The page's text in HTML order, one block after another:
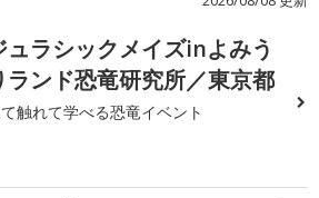
ュラシックメイズinよみう
ランド恐竜研究所／東京都
て触れて学べる恐竜イベント